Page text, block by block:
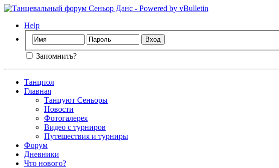
Help
Запомнить?
Танцпол
Главная
Танцуют Сеньоры
Новости
Фотогалерея
Видео с турниров
Путешествия и турниры
Форум
Дневники
Что нового?